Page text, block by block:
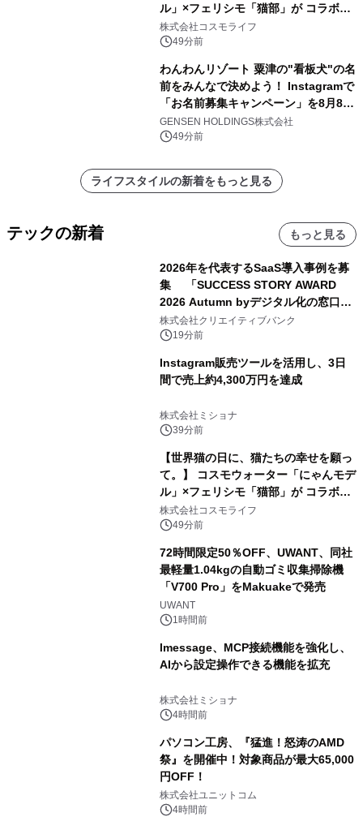
ル」×フェリシモ「猫部」が コラボキ
ャンペーンを実施
株式会社コスモライフ
49分前
わんわんリゾート 粟津の"看板犬"の名
前をみんなで決めよう！ Instagramで
「お名前募集キャンペーン」を8月8日
(土)より開催
GENSEN HOLDINGS株式会社
49分前
ライフスタイルの新着をもっと見る
テックの新着 もっと見る
2026年を代表するSaaS導入事例を募
集 「SUCCESS STORY AWARD
2026 Autumn byデジタル化の窓口」
開催
株式会社クリエイティブバンク
19分前
Instagram販売ツールを活用し、3日
間で売上約4,300万円を達成
株式会社ミショナ
39分前
【世界猫の日に、猫たちの幸せを願っ
て。】 コスモウォーター「にゃんモデ
ル」×フェリシモ「猫部」が コラボキ
ャンペーンを実施
株式会社コスモライフ
49分前
72時間限定50％OFF、UWANT、同社
最軽量1.04kgの自動ゴミ収集掃除機
「V700 Pro」をMakuakeで発売
UWANT
1時間前
lmessage、MCP接続機能を強化し、
AIから設定操作できる機能を拡充
株式会社ミショナ
4時間前
パソコン工房、『猛進！怒涛のAMD
祭』を開催中！対象商品が最大65,000
円OFF！
株式会社ユニットコム
4時間前